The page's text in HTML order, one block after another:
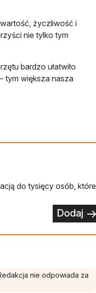
życzliwość i
nie tylko tym
bardzo ułatwiło
tym większa nasza
do tysięcy osób, które
Dodaj
nie odpowiada za